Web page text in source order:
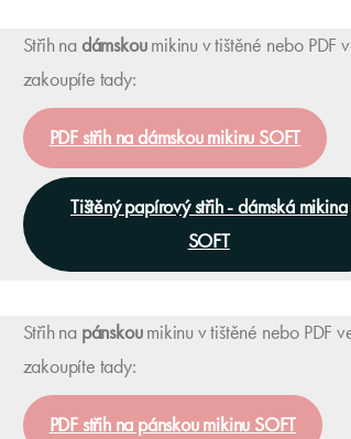
Střih nadámskoumikinu v tištěné nebo PDF
zakoupíte tady:
PDF střih na dámskou mikinu SOFT
Tištěný papírový střih - dámská mikina
SOFT
Střih na pánskoumikinu v tištěné nebo PDF
zakoupíte tady:
PDF střih na pánskou mikinu SOFT